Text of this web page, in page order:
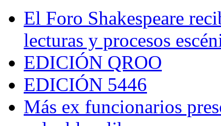
El Foro Shakespeare
lecturas y procesos
EDICIÓN QROO
EDICIÓN 5446
Más ex funcionarios